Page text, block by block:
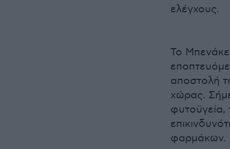
ελέγχους.
Το
αποστολή
χώρας.
φυτοϋγεία,
φαρμάκων.